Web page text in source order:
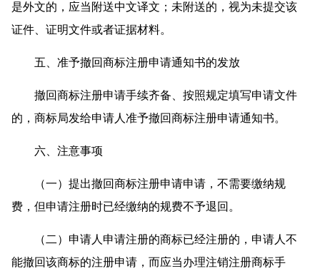
是外文的，应当附送中文译文；未附送的，视为未提交该
证件、证明文件或者证据材料。
五、准予撤回商标注册申请通知书的发放
撤回商标注册申请手续齐备、按照规定填写申请文件
的，商标局发给申请人准予撤回商标注册申请通知书。
六、注意事项
（一）提出撤回商标注册申请申请，不需要缴纳规
费，但申请注册时已经缴纳的规费不予退回。
（二）申请人申请注册的商标已经注册的，申请人不
能撤回该商标的注册申请，而应当办理注销注册商标手